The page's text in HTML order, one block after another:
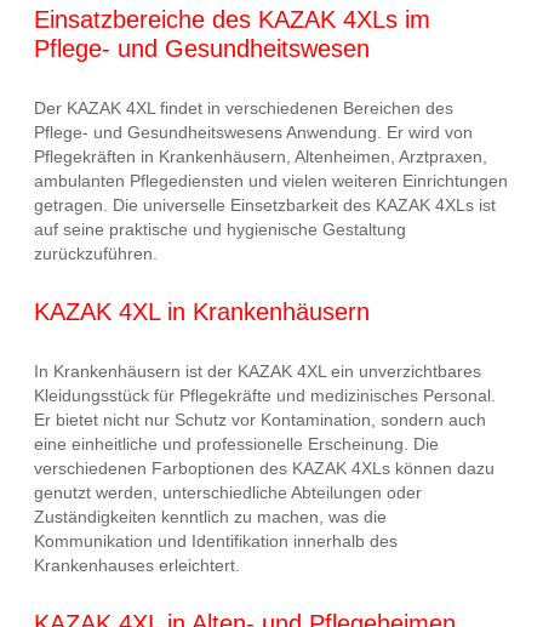
Einsatzbereiche des KAZAK 4XLs im
Pflege- und Gesundheitswesen
Der KAZAK 4XL findet in verschiedenen Bereichen des
Pflege- und Gesundheitswesens Anwendung. Er wird von
Pflegekräften in Krankenhäusern, Altenheimen, Arztpraxen,
ambulanten Pflegediensten und vielen weiteren Einrichtungen
getragen. Die universelle Einsetzbarkeit des KAZAK 4XLs ist
auf seine praktische und hygienische Gestaltung
zurückzuführen.
KAZAK 4XL in Krankenhäusern
In Krankenhäusern ist der KAZAK 4XL ein unverzichtbares
Kleidungsstück für Pflegekräfte und medizinisches Personal.
Er bietet nicht nur Schutz vor Kontamination, sondern auch
eine einheitliche und professionelle Erscheinung. Die
verschiedenen Farboptionen des KAZAK 4XLs können dazu
genutzt werden, unterschiedliche Abteilungen oder
Zuständigkeiten kenntlich zu machen, was die
Kommunikation und Identifikation innerhalb des
Krankenhauses erleichtert.